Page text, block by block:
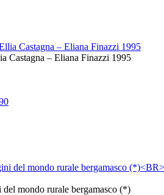
Castagna – Eliana Finazzi 1995
mondo rurale bergamasco (*)